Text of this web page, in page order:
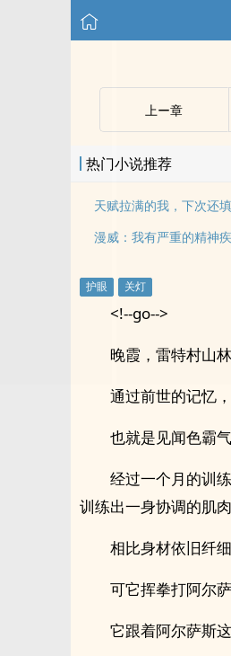
上ー章
热门小说推荐
漫威：我有严重的精神
<!--go-->
晚霞，雷特村山
通过前世的记忆
也就是见闻色霸
经过一个月的训
训练出一身协调的肌肉
相比身材依旧纤
可它挥拳打阿尔
它跟着阿尔萨斯